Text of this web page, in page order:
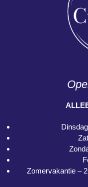
Zomervakantie –